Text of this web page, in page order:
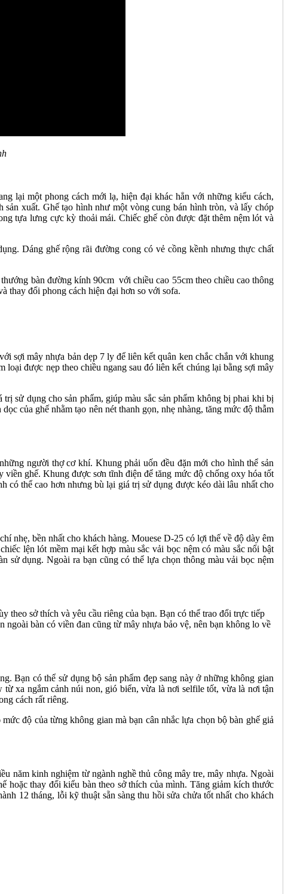
lại một phong cách mới lạ, hiện đại khác hẳn với những kiểu cách,
xuất. Ghế tạo hình như một vòng cung bán hình tròn, và lấy chóp
tựa lưng cực kỳ thoải mái. Chiếc ghế còn được đặt thêm nệm lót và
Dáng ghế rộng rãi đường cong có vẻ cồng kềnh nhưng thực chất
bàn đường kính 90cm với chiều cao 55cm theo chiều cao thông
thay đổi phong cách hiện đại hơn so với sofa.
sợi mây nhựa bản dẹp 7 ly để liên kết quân ken chắc chắn với khung
được nẹp theo chiều ngang sau đó liên kết chúng lại bằng sợi mây
sử dụng cho sản phẩm, giúp màu sắc sản phẩm không bị phai khi bị
của ghế nhằm tạo nên nét thanh gọn, nhẹ nhàng, tăng mức độ thẫm
người thợ cơ khí. Khung phải uốn đều đặn mới cho hình thể sản
ghế. Khung được sơn tĩnh điện để tăng mức độ chống oxy hóa tốt
có thể cao hơn nhưng bù lại giá trị sử dụng được kéo dài lâu nhất cho
nhẹ, bền nhất cho khách hàng. Mouese D-25 có lợi thế về độ dày êm
lện lót mềm mại kết hợp màu sắc vải bọc nệm có màu sắc nổi bật
sử dụng. Ngoài ra bạn cũng có thể lựa chọn thông màu vải bọc nệm
theo sở thích và yêu cầu riêng của bạn. Bạn có thể trao đổi trực tiếp
bàn có viền đan cũng từ mây nhựa bảo vệ, nên bạn không lo về
Bạn có thể sử dụng bộ sản phẩm đẹp sang này ở những không gian
xa ngắm cảnh núi non, gió biển, vừa là nơi selfile tốt, vừa là nơi tận
cách rất riêng.
độ của từng không gian mà bạn cân nhắc lựa chọn bộ bàn ghế giả
năm kinh nghiệm từ ngành nghề thủ công mây tre, mây nhựa. Ngoài
hoặc thay đổi kiểu bàn theo sở thích của mình. Tăng giảm kích thước
12 tháng, lỗi kỹ thuật sẵn sàng thu hồi sửa chửa tốt nhất cho khách